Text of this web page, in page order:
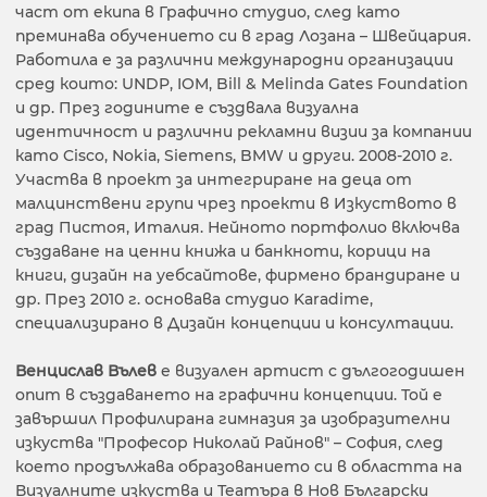
част от екипа в Графично студио, след като
преминава обучението си в град Лозана – Швейцария.
Работила е за различни международни организации
сред които: UNDP, IOM, Bill & Melinda Gates Foundation
и др. През годините е създвала визуална
идентичност и различни рекламни визии за компании
като Cisco, Nokia, Siemens, BMW и други. 2008-2010 г.
Участва в проект за интегриране на деца от
малцинствени групи чрез проекти в Изкуството в
град Пистоя, Италия. Нейното портфолио включва
създаване на ценни книжа и банкноти, корици на
книги, дизайн на уебсайтове, фирмено брандиране и
др. През 2010 г. основава студио Karadime,
специализирано в Дизайн концепции и консултации.
Венцислав Вълев е визуален артист с дългогодишен
опит в създаването на графични концепции. Той е
завършил Профилирана гимназия за изобразителни
изкуства "Професор Николай Райнов" – София, след
което продължава образованието си в областта на
Визуалните изкуства и Театъра в Нов Български